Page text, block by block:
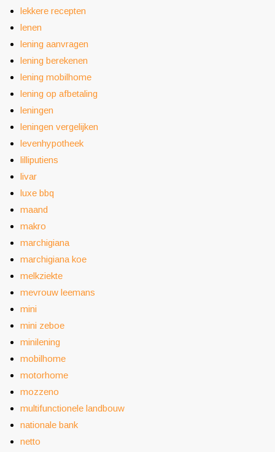
lekkere recepten
lenen
lening aanvragen
lening berekenen
lening mobilhome
lening op afbetaling
leningen
leningen vergelijken
levenhypotheek
lilliputiens
livar
luxe bbq
maand
makro
marchigiana
marchigiana koe
melkziekte
mevrouw leemans
mini
mini zeboe
minilening
mobilhome
motorhome
mozzeno
multifunctionele landbouw
nationale bank
netto